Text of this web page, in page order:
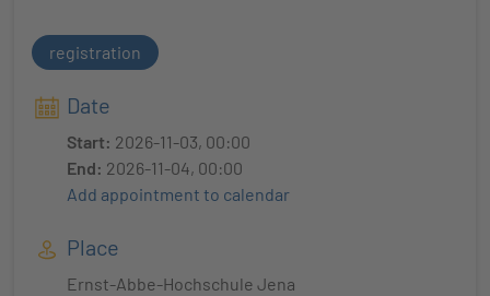
registration
Date
Start: 2026-11-03, 00:00
End: 2026-11-04, 00:00
Add appointment to calendar
Place
Ernst-Abbe-Hochschule Jena